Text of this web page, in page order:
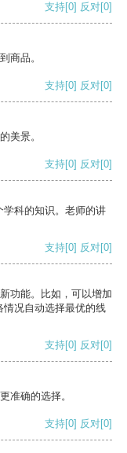
支持[0] 反对[0]
商品。
支持[0] 反对[0]
美景。
支持[0] 反对[0]
科的知识。老师的讲
支持[0] 反对[0]
功能。比如，可以增加
况自动选择最优的线
支持[0] 反对[0]
准确的选择。
支持[0] 反对[0]